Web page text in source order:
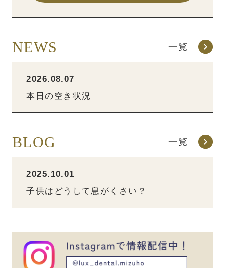
NEWS 一覧
2026.08.07
本日の空き状況
BLOG 一覧
2025.10.01
子供はどうして息がくさい？